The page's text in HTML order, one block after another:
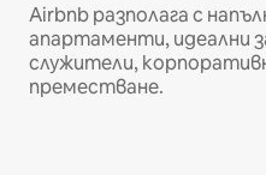
Airbnb разполага с
апартаменти, идеални
служители,
преместване.